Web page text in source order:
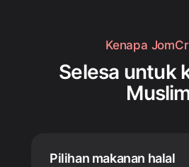
Kenapa
Selesa untuk
Pilihan makanan halal